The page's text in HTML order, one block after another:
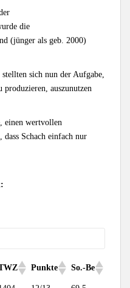
die
(jünger als geb. 2000)
sich nun der Aufgabe,
auszunutzen
einen wertvollen
Schach einfach nur
Punkte So.-Be